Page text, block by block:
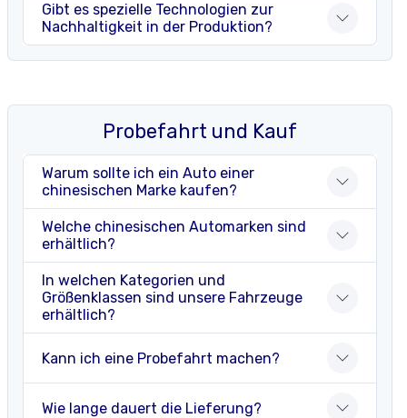
Gibt es spezielle Technologien zur
Nachhaltigkeit in der Produktion?
Probefahrt und Kauf
Warum sollte ich ein Auto einer
chinesischen Marke kaufen?
Welche chinesischen Automarken sind
erhältlich?
In welchen Kategorien und
Größenklassen sind unsere Fahrzeuge
erhältlich?
Kann ich eine Probefahrt machen?
Wie lange dauert die Lieferung?